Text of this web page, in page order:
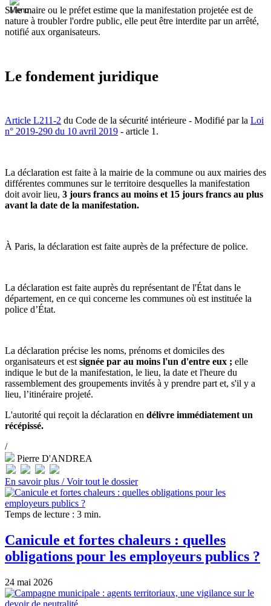
Si le maire ou le préfet estime que la manifestation projetée est de
nature à troubler l'ordre public, elle peut être interdite par un arrêté,
notifié aux organisateurs.
Le fondement juridique
Article L211-2 du Code de la sécurité intérieure - Modifié par la Loi
n° 2019-290 du 10 avril 2019 - article 1.
La déclaration est faite à la mairie de la commune ou aux mairies des
différentes communes sur le territoire desquelles la manifestation
doit avoir lieu, 3 jours francs au moins et 15 jours francs au plus
avant la date de la manifestation.
À Paris, la déclaration est faite auprès de la préfecture de police.
La déclaration est faite auprès du représentant de l'État dans le
département, en ce qui concerne les communes où est instituée la
police d’État.
La déclaration précise les noms, prénoms et domiciles des
organisateurs et est signée par au moins l'un d'entre eux ; elle
indique le but de la manifestation, le lieu, la date et l'heure du
rassemblement des groupements invités à y prendre part et, s'il y a
lieu, l’itinéraire projeté.
L'autorité qui reçoit la déclaration en délivre immédiatement un
récépissé.
/
Pierre D'ANDREA
En savoir plus /Voir tout le dossier
Temps de lecture : 3 min.
Canicule et fortes chaleurs : quelles
obligations pour les employeurs publics ?
24 mai 2026